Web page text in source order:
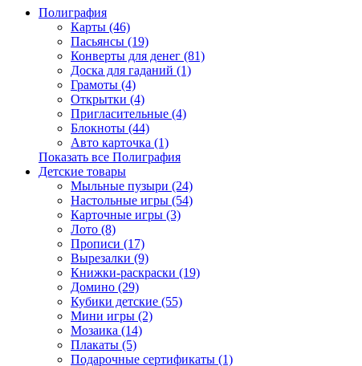
Полиграфия
Карты (46)
Пасьянсы (19)
Конверты для денег (81)
Доска для гаданий (1)
Грамоты (4)
Открытки (4)
Пригласительные (4)
Блокноты (44)
Авто карточка (1)
Показать все Полиграфия
Детские товары
Мыльные пузыри (24)
Настольные игры (54)
Карточные игры (3)
Лото (8)
Прописи (17)
Вырезалки (9)
Книжки-раскраски (19)
Домино (29)
Кубики детские (55)
Мини игры (2)
Мозаика (14)
Плакаты (5)
Подарочные сертификаты (1)